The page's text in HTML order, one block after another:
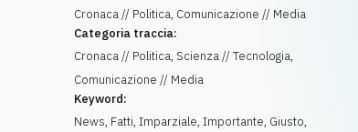
Cronaca // Politica, Comunicazione // Media
Categoria traccia:
Cronaca // Politica, Scienza // Tecnologia,
Comunicazione // Media
Keyword:
News, Fatti,Imparziale,Importante, Giusto,